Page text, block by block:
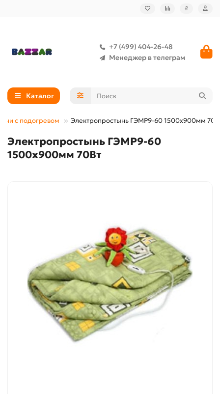
₽
+7 (499) 404-26-48
Менеджер в телеграм
Каталог
с подогревом Электропростынь ГЭМР9-60 1500х900мм
Электропростынь ГЭМР9-60
1500х900мм 70Вт